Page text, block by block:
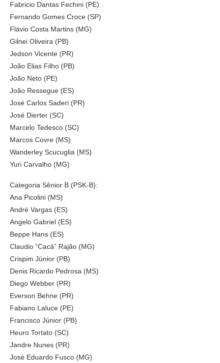
Fabricio Dantas Fechini (PE)
Fernando Gomes Croce (SP)
Flávio Costa Martins (MG)
Gilnei Oliveira (PB)
Jedson Vicente (PR)
João Elias Filho (PB)
João Neto (PE)
João Ressegue (ES)
José Carlos Saderi (PR)
José Dierter (SC)
Marcelo Tedesco (SC)
Marcos Covre (MS)
Wanderley Scucuglia (MS)
Yuri Carvalho (MG)
Categoria Sênior B (PSK-B):
Ana Picolini (MS)
André Vargas (ES)
Angelo Gabriel (ES)
Beppe Hans (ES)
Claudio “Cacá” Rajão (MG)
Crispim Júnior (PB)
Denis Ricardo Pedrosa (MS)
Diego Webber (PR)
Everson Behne (PR)
Fabiano Laluce (PE)
Francisco Júnior (PB)
Heuro Tortato (SC)
Jandre Nunes (PR)
José Eduardo Fusco (MG)